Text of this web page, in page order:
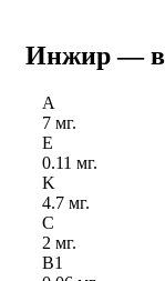
Инжир —
A
7 мг.
E
0.11 мг.
K
4.7 мг.
C
2 мг.
B1